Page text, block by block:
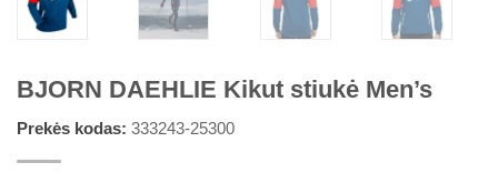
BJORN DAEHLIE Kikut stiukė Men’s
Prekės kodas: 333243-25300